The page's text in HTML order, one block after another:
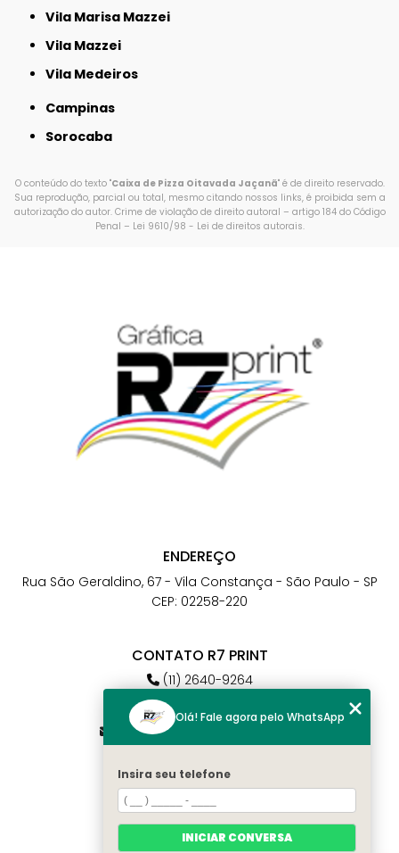
Vila Marisa Mazzei
Vila Mazzei
Vila Medeiros
Campinas
Sorocaba
O conteúdo do texto "Caixa de Pizza Oitavada Jaçanã" é de direito reservado.
Sua reprodução, parcial ou total, mesmo citando nossos links, é proibida sem a
autorização do autor. Crime de violação de direito autoral – artigo 184 do Código
Penal – Lei 9610/98 - Lei de direitos autorais.
ENDEREÇO
Rua São Geraldino, 67 - Vila Constança - São Paulo - SP
CEP: 02258-220
CONTATO R7 PRINT
(11) 2640-9264
(11) 98784-6664
atendimento@r7print.com.br
MENU
Home
Quem somos
Olá! Fale agora pelo WhatsApp
Insira seu telefone
INICIAR CONVERSA